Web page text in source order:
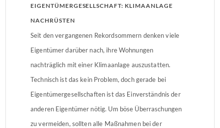
EIGENTÜMERGESELLSCHAFT: KLIMAANLAGE
NACHRÜSTEN
Seit den vergangenen Rekordsommern denken viele
Eigentümer darüber nach, ihre Wohnungen
nachträglich mit einer Klimaanlage auszustatten.
Technisch ist das kein Problem, doch gerade bei
Eigentümergesellschaften ist das Einverständnis der
anderen Eigentümer nötig. Um böse Überraschungen
zu vermeiden, sollten alle Maßnahmen bei der